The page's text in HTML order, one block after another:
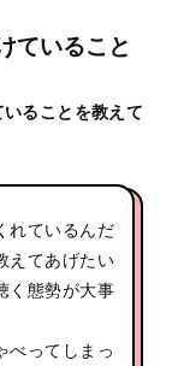
ていること
ることを教えて
れているんだ
えてあげたい
く態勢が大事
べってしまっ